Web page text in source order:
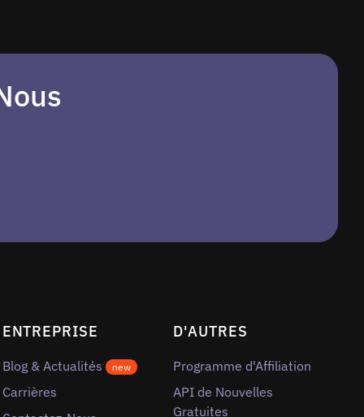
ENTREPRISE
Blog & Actualités new
Carrières
D'AUTRES
Programme d'Affiliation
API de Nouvelles
Gratuites